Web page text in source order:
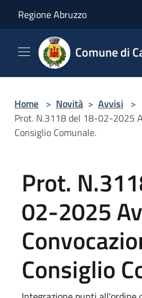
Regione Abruzzo
Comune di
Home > Novità > Avvisi >
Prot. N.3118 del 18-02-2025
Consiglio Comunale.
Prot.
02-2025
Consiglio